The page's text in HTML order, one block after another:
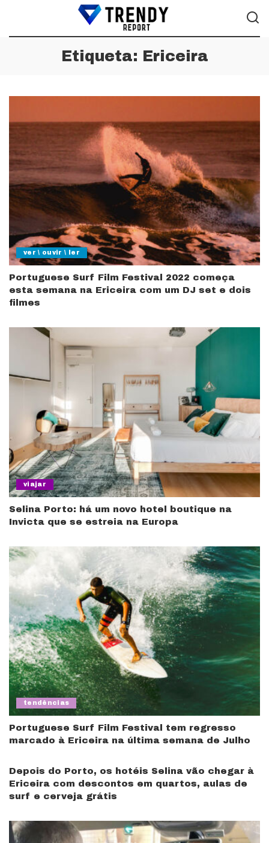
Etiqueta: Ericeira
ver \ ouvir \ ler
Portuguese Surf Film Festival 2022 começa
esta semana na Ericeira com um DJ set e dois
filmes
viajar
Selina Porto: há um novo hotel boutique na
Invicta que se estreia na Europa
tendências
Portuguese Surf Film Festival tem regresso
marcado à Ericeira na última semana de Julho
Depois do Porto, os hotéis Selina vão chegar à
Ericeira com descontos em quartos, aulas de
surf e cerveja grátis